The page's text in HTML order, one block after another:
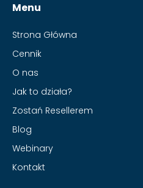
Menu
Strona Główna
Cennik
O nas
Jak to działa?
Zostań Resellerem
Blog
Webinary
Kontakt